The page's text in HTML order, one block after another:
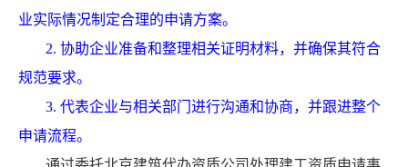
业实际情况制定合理的申请方案。
2. 协助企业准备和整理相关证明材料，并确保其符合
规范要求。
3. 代表企业与相关部门进行沟通和协商，并跟进整个
申请流程。